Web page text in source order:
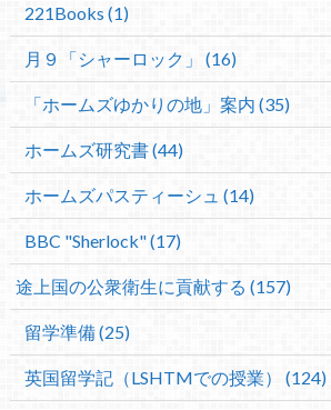
221Books (1)
月９「シャーロック」 (16)
「ホームズゆかりの地」案内 (35)
ホームズ研究書 (44)
ホームズパスティーシュ (14)
BBC "Sherlock" (17)
途上国の公衆衛生に貢献する (157)
留学準備 (25)
英国留学記（LSHTMでの授業） (124)